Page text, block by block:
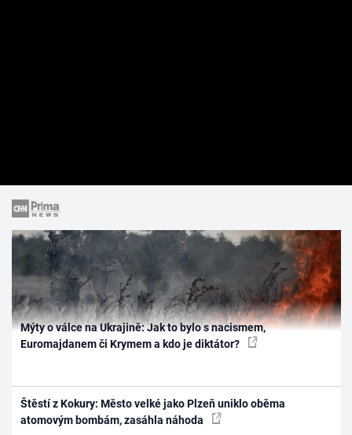
Mýty o válce na Ukrajině: Jak to bylo s nacismem,
Euromajdanem či Krymem a kdo je diktátor?
Štěstí z Kokury: Město velké jako Plzeň uniklo oběma
atomovým bombám, zasáhla náhoda